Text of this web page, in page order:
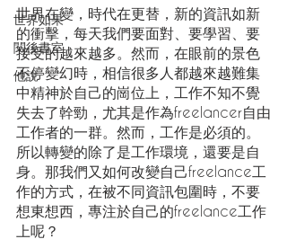
世界如果
閱後書室
他說
世界在變，時代在更替，新的資訊如新
的衝擊，每天我們要面對、要學習、要
接受的越來越多。然而，在眼前的景色
不停變幻時，相信很多人都越來越難集
中精神於自己的崗位上，工作不知不覺
失去了幹勁，尤其是作為freelancer自由
工作者的一群。然而，工作是必須的。
所以轉變的除了是工作環境，還要是自
身。那我們又如何改變自己freelance工
作的方式，在被不同資訊包圍時，不要
想東想西，專注於自己的freelance工作
上呢？